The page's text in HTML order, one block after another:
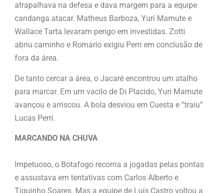
atrapalhava na defesa e dava margem para a equipe
candanga atacar. Matheus Barboza, Yuri Mamute e
Wallace Tarta levaram perigo em investidas. Zotti
abriu caminho e Romário exigiu Perri em conclusão de
fora da área.
De tanto cercar a área, o Jacaré encontrou um atalho
para marcar. Em um vacilo de Di Placido, Yuri Mamute
avançou e arriscou. A bola desviou em Cuesta e “traiu”
Lucas Perri.
MARCANDO NA CHUVA
Impetuoso, o Botafogo recorria a jogadas pelas pontas
e assustava em tentativas com Carlos Alberto e
Tiquinho Soares. Mas a equipe de Luís Castro voltou a